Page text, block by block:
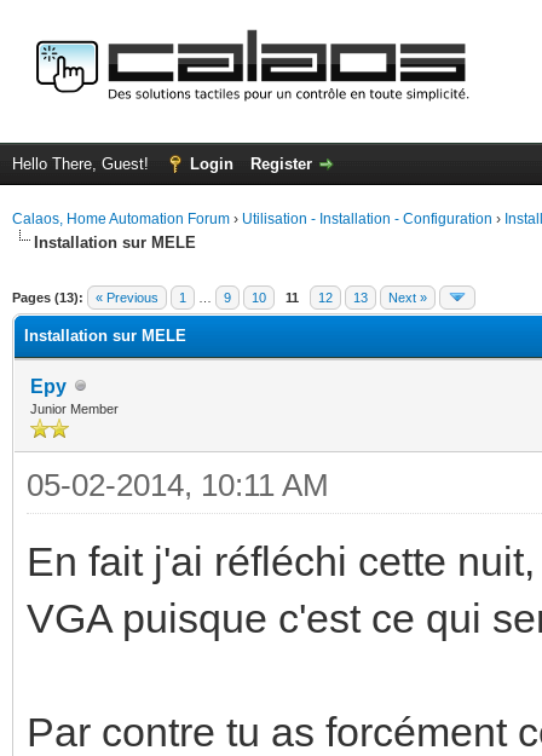
Hello There, Guest! Login Register
Calaos, Home Automation Forum › Utilisation - Installation - Configuration ›
Installation sur MELE
Pages (13): « Previous 1 9 10 11 12 13 Next »
Installation sur MELE
Epy
Junior Member
05-02-2014, 10:11 AM
En fait j'ai réfléchi cette
VGA puisque c'est ce qui
Par contre tu as forcément